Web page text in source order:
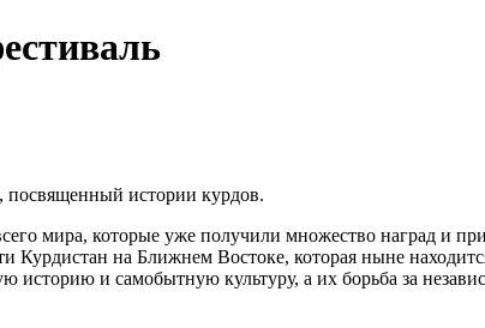
истории курдов.
мира, которые уже получили множество наград и
на Ближнем Востоке, которая ныне
и самобытную культуру, а их борьба за